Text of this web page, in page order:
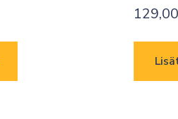
129,00